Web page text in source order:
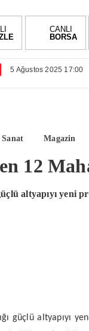
CANLI
BORSA
Magazin
5 Ağustos 2025 17:00
12
altyapıyı yeni
güçlü altyapıyı